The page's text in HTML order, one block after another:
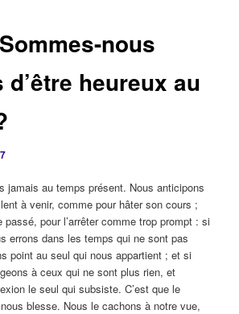
nous
heureux au
jamais au temps présent. Nous anticipons
à venir, comme pour hâter son cours ;
passé, pour l’arrêter comme trop prompt : si
errons dans les temps qui ne sont pas
point au seul qui nous appartient ; et si
à ceux qui ne sont plus rien, et
le seul qui subsiste. C’est que le
blesse. Nous le cachons à notre vue,